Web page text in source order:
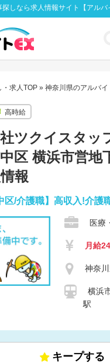
しなら求人情報サイト【アルバ
・求人TOP » 神奈川県のアルバイ
高時給
ツクイスタッ
区 横浜市営
報
区/介護職】高収入!介護
医療
月給
神奈
横浜
駅
キープする